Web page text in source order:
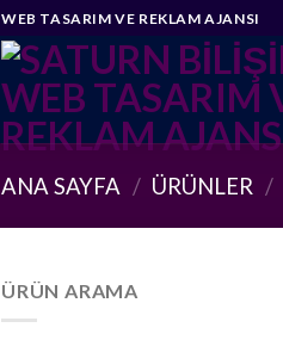
WEB TASARIM VE REKLAM AJANSI
ANA SAYFA / ÜRÜNLER /
ÜRÜN ARAMA